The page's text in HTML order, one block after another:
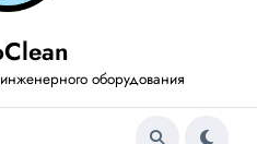
оборудования